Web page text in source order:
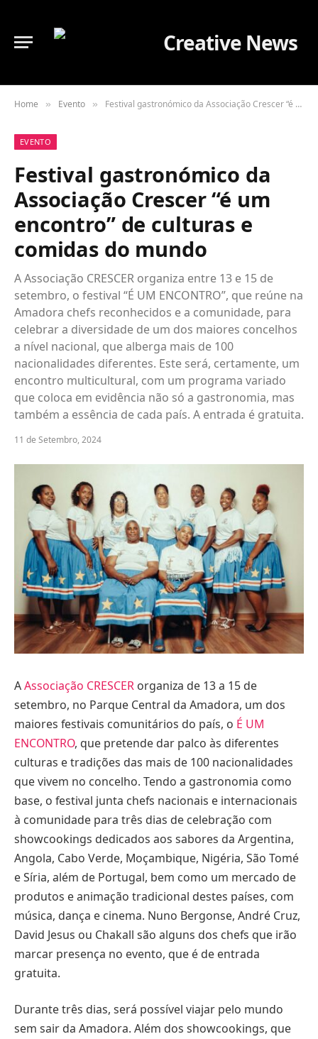
Home » Evento » Festival gastronómico da Associação Crescer “é um encontro” de culturas e comidas do mundo
EVENTO
Festival gastronómico da
Associação Crescer “é um
encontro” de culturas e
comidas do mundo
A Associação CRESCER organiza entre 13 e 15 de
setembro, o festival “É UM ENCONTRO”, que reúne na
Amadora chefs reconhecidos e a comunidade, para
celebrar a diversidade de um dos maiores concelhos
a nível nacional, que alberga mais de 100
nacionalidades diferentes. Este será, certamente, um
encontro multicultural, com um programa variado
que coloca em evidência não só a gastronomia, mas
também a essência de cada país. A entrada é gratuita.
11 de Setembro, 2024
AAssociação CRESCER organiza de 13 a 15 de
setembro, no Parque Central da Amadora, um dos
maiores festivais comunitários do país, o É UM
ENCONTRO, que pretende dar palco às diferentes
culturas e tradições das mais de 100 nacionalidades
que vivem no concelho. Tendo a gastronomia como
base, o festival junta chefs nacionais e internacionais
à comunidade para três dias de celebração com
showcookings dedicados aos sabores da Argentina,
Angola, Cabo Verde, Moçambique, Nigéria, São Tomé
e Síria, além de Portugal, bem como um mercado de
produtos e animação tradicional destes países, com
música, dança e cinema. Nuno Bergonse, André Cruz,
David Jesus ou Chakall são alguns dos chefs que irão
marcar presença no evento, que é de entrada
gratuita.
Durante três dias, será possível viajar pelo mundo
sem sair da Amadora. Além dos showcookings, que